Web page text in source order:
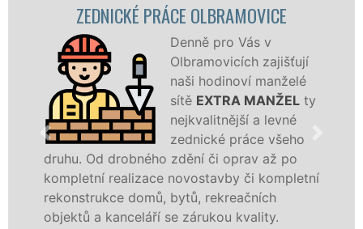
PRÁCE OLBRAMOVICE
Denně pro Vás v
Olbramovicích zajišťují
naši hodinoví manželé
sítě
EXTRA MANŽELty
nejkvalitnější a levné
zednické práce všeho
drobného zdění či oprav až po
realizace novostavby či kompletní
domů, bytů, rekreačních
kanceláří se zárukou kvality.
dokonale